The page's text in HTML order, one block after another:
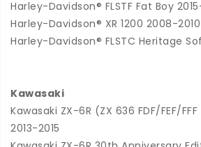
Harley-Davidson® FLSTF Fat Boy
Harley-Davidson® XR 1200 2008-2010
Harley-Davidson® FLSTC Heritage
Kawasaki
Kawasaki ZX-6R (ZX 636 FDF/FEF/
2013-2015